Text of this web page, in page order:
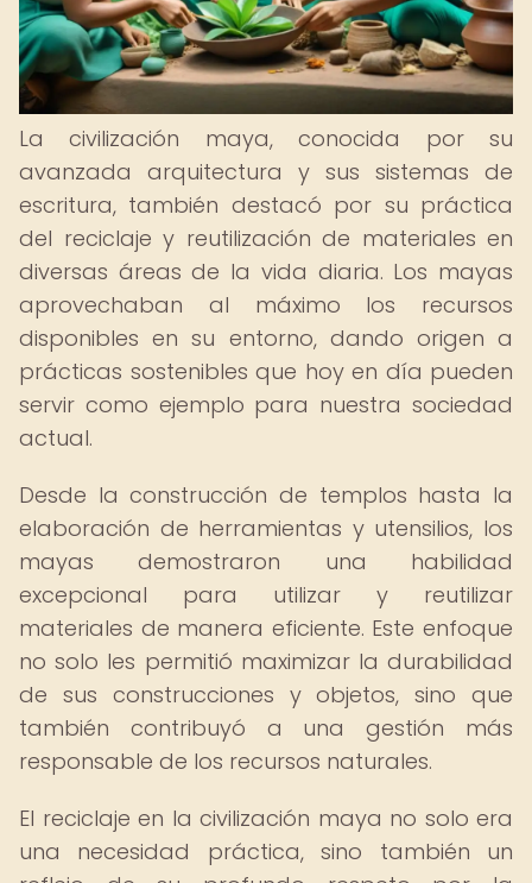
La civilización maya, conocida por su
avanzada arquitectura y sus sistemas de
escritura, también destacó por su práctica
del reciclaje y reutilización de materiales en
diversas áreas de la vida diaria. Los mayas
aprovechaban al máximo los recursos
disponibles en su entorno, dando origen a
prácticas sostenibles que hoy en día pueden
servir como ejemplo para nuestra sociedad
actual.
Desde la construcción de templos hasta la
elaboración de herramientas y utensilios, los
mayas demostraron una habilidad
excepcional para utilizar y reutilizar
materiales de manera eficiente. Este enfoque
no solo les permitió maximizar la durabilidad
de sus construcciones y objetos, sino que
también contribuyó a una gestión más
responsable de los recursos naturales.
El reciclaje en la civilización maya no solo era
una necesidad práctica, sino también un